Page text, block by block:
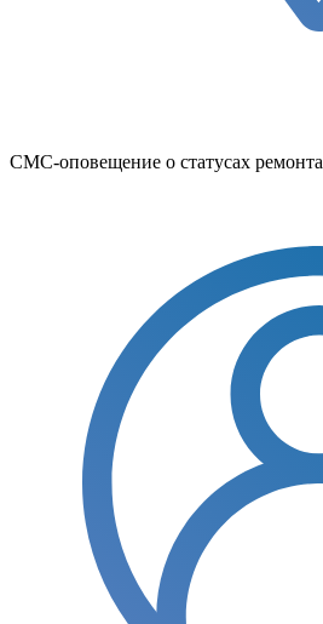
СМС-оповещение о статусах ремонта